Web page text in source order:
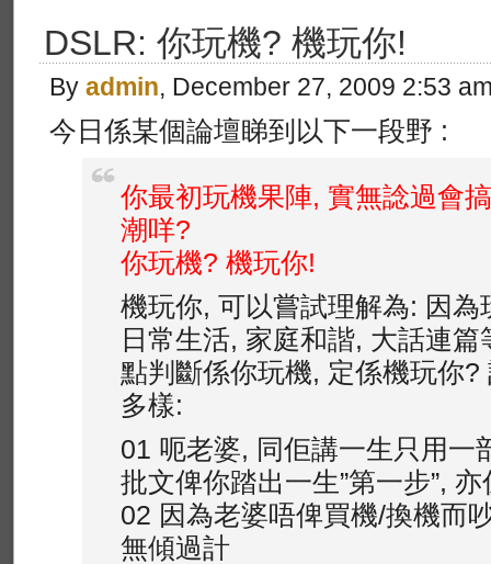
DSLR: 你玩機? 機玩你!
By admin, December 27, 2009 2:53
今日係某個論壇睇到以下一段野 :
你最初玩機果陣, 實無諗過會
潮咩?
你玩機? 機玩你!
機玩你, 可以嘗試理解為: 因為
日常生活, 家庭和諧, 大話連篇
點判斷係你玩機, 定係機玩你?
多樣:
01 呃老婆, 同佢講一生只用一
批文俾你踏出一生”第一步”, 亦
02 因為老婆唔俾買機/換機而
無傾過計